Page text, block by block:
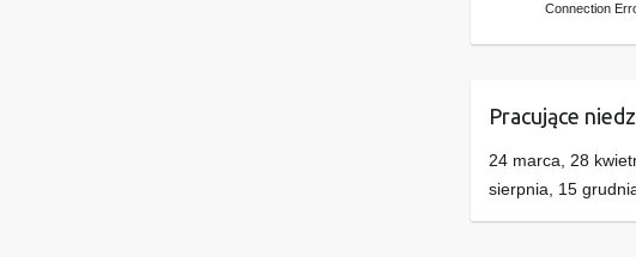
Connection
Pracujące
24 marca, 28
sierpnia, 15